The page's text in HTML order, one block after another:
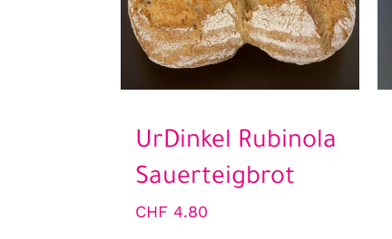
UrDinkel Rubinola
Sauerteigbrot
CHF 4.80